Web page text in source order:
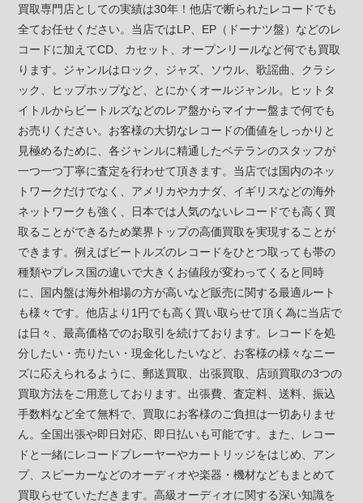
買取専門店としての実績は30年！他店で断られたレコードでも
全てお任せください。当店ではLP、EP（ドーナツ盤）などのレ
コードに加えてCD、カセット、オープンリールなど何でも買取
ります。ジャンルはロック、ジャズ、ソウル、歌謡曲、クラシ
ック、ヒップホップなど、とにかくオールジャンル。ヒットタ
イトルからビートルズなどのレア盤からマイナー盤まで何でも
お売りください。お客様の大切なレコードの価値をしっかりと
見極めるために、各ジャンルに精通したベテランのスタッフが
一つ一つ丁寧に査定を行わせて頂きます。当店では国内のネッ
トワークだけでなく、アメリカやカナダ、イギリスなどの海外
ネットワークも強く、日本では人気のないレコードでも高く買
取ることができるため業界トップの高価買取を実現することが
できます。例えばビートルズのレコードをひとつ取っても帯の
種類やプレス国の違いで大きくお値段が変わってくると同時
に、国内盤は海外相場の方が高いなど販売に関する最適ルート
も様々です。他店より1円でも高く買い取らせて頂く為に当店で
は日々、最高価格でのお取引を続けております。レコードを処
分したい・売りたい・現金化したいなど、お客様の様々なニー
ズに応えられるように、郵送買取、出張買取、店頭買取の3つの
買取方法をご用意しております。出張費、査定料、送料、振込
手数料など全て無料で、買取にお客様のご負担は一切ありませ
ん。全国出張や即日対応、即日払いも可能です。また、レコー
ドと一緒にレコードプレーヤーやカートリッジをはじめ、アン
プ、スピーカーなどのオーディオや楽器・機材などもまとめて
買取らせていただきます。高級オーディオに関する深い知識を